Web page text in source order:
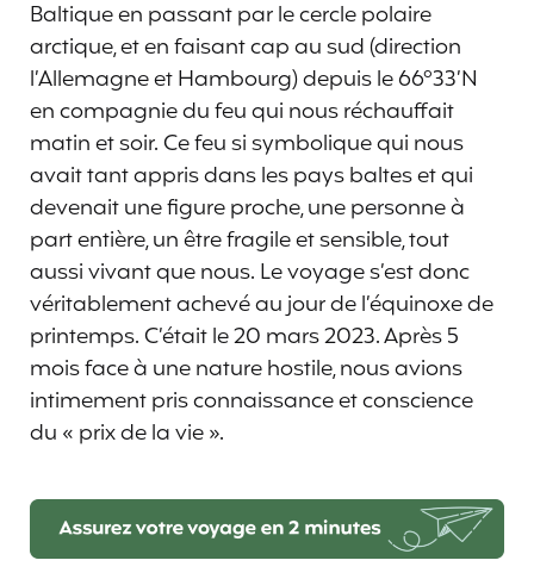
Baltique en passant par le cercle polaire
arctique, et en faisant cap au sud (direction
l’Allemagne et Hambourg) depuis le 66°33’N
en compagnie du feu qui nous réchauffait
matin et soir. Ce feu si symbolique qui nous
avait tant appris dans les pays baltes et qui
devenait une figure proche, une personne à
part entière, un être fragile et sensible, tout
aussi vivant que nous. Le voyage s’est donc
véritablement achevé au jour de l’équinoxe de
printemps. C’était le 20 mars 2023. Après 5
mois face à une nature hostile, nous avions
intimement pris connaissance et conscience
du « prix de la vie ».